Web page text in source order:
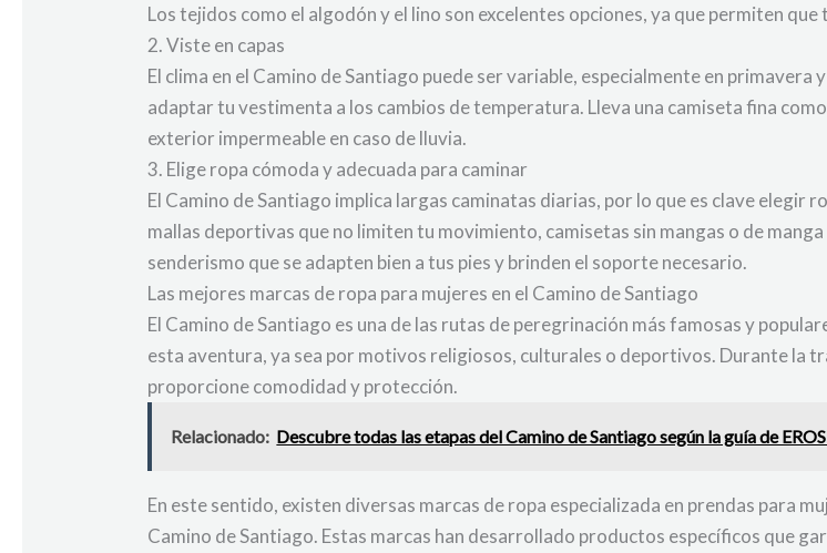
Los tejidos como el algodón y el lino son excelentes opciones, ya que permiten
2. Viste en capas
El clima en el Camino de Santiago puede ser variable, especialmente en
adaptar tu vestimenta a los cambios de temperatura. Lleva una camiseta fina
exterior impermeable en caso de lluvia.
3. Elige ropa cómoda y adecuada para caminar
El Camino de Santiago implica largas caminatas diarias, por lo que es clave elegir
mallas deportivas que no limiten tu movimiento, camisetas sin mangas o de
senderismo que se adapten bien a tus pies y brinden el soporte necesario.
Las mejores marcas de ropa para mujeres en el Camino de Santiago
El Camino de Santiago es una de las rutas de peregrinación más famosas y
esta aventura, ya sea por motivos religiosos, culturales o deportivos. Durante la
proporcione comodidad y protección.
Relacionado: Descubre todas las etapas del Camino de Santiago según la guía de
En este sentido, existen diversas marcas de ropa especializada en prendas para
Camino de Santiago. Estas marcas han desarrollado productos específicos que